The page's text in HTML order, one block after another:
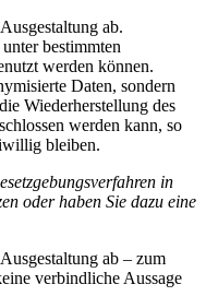
ab.
bestimmten
werden können.
Daten, sondern
Wiederherstellung des
werden kann, so
bleiben.
in
oder haben Sie dazu eine
ab – zum
verbindliche Aussage